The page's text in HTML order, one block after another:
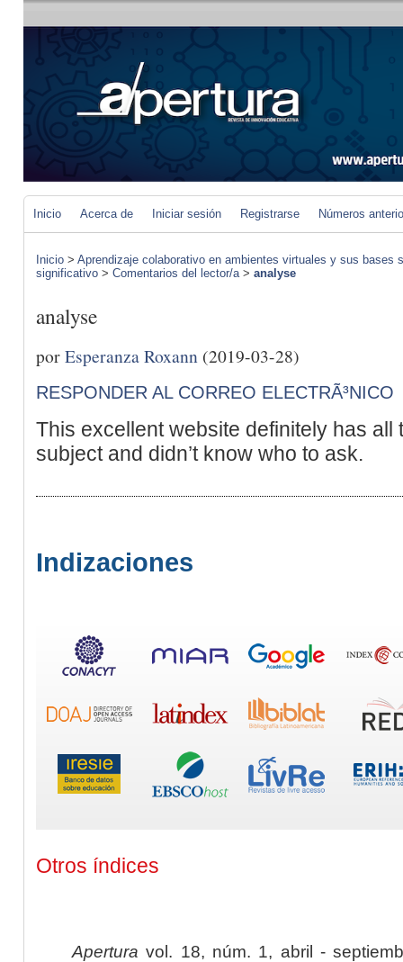
Inicio Acerca de Iniciar sesión Registrarse Números
Inicio > Aprendizaje colaborativo en ambientes virtuales y sus
significativo > Comentarios del lector/a> analyse
analyse
porEsperanza Roxann (2019-03-28)
RESPONDER AL CORREO ELECTRÃ³NICO
This excellent website definitely has all
subject and didn’t know who to ask.
Indizaciones
Otros índices
Apertura vol. 18, núm. 1, abril -